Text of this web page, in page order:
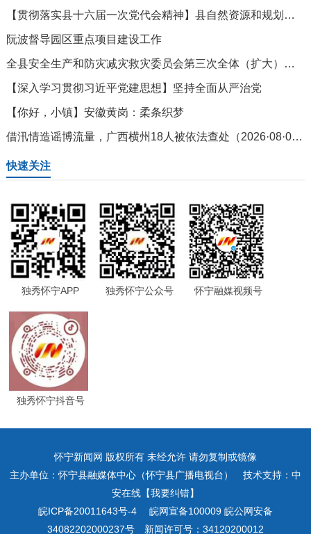
【贯彻落实县十六届一次党代会精神】县自然资源和规划局：全面做优资源要素保障 精准赋能幸福怀宁建设
阮波督导园区重点项目建设工作
全县安全生产和防灾减灾救灾委员会第三次全体（扩大）会议召开
【深入学习贯彻习近平党建思想】坚持全面从严治党
【你好，小镇】安徽黄岗：柔条织梦
借汛情造谣博流量，广西横州18人被依法查处（2026·08·05）
快速关注
独秀怀宁APP 独秀怀宁公众号 怀宁融媒视频号
独秀怀宁抖音号
怀宁新闻网 版权所有 未经允许 请勿复制或镜像
主办单位：怀宁县融媒体中心（怀宁县广播电视台） 技术支持：中
安在线【我要纠错】
皖ICP备20011643号-4皖网宣备100009 皖公网安备
34082202000237号 新闻许可号：34120200012